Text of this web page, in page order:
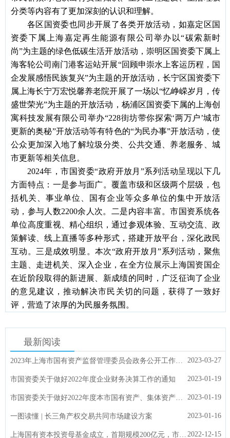
分类等内容有了更加深刻的认识和理解。
各区国资委也同步开展了各类开放活动，如嘉定区国
资委下属上海嘉定再生能源有限公司举办以“碳索新时
尚”为主题的绿色低碳生活开放活动， 崇明区国资委下属上
海客轮公司南门港客运站开展“回顾申崇水上客运历程，国
企发展感悟民族复兴”为主题的开放活动，长宁区国资委下
属上海长宁万宏悦馨养老院开展了一场以“忆峥嵘岁月，传
盛世荣光”为主题的开放活动，杨浦区国资委下属的上海创
寓科技发展有限公司举办“228街坊带你探索‘两万户’城市
更新的奥秘”开放活动等有特色的“为民办事”开放活动，使
公众更加深入地了解垃圾分类、公共交通、养老服务、城
市更新等相关信息。
2024年，市国资委“政府开放月”系列活动呈现以下几
方面特点： 一是参与面广。覆盖市级和区级两个层级，包
括机关、事业单位、国有企业等众多单位的集中开放活
动，参与人数2200余人次。 二是内容丰富。市国资系统各
单位高度重视、精心组织，通过参观体验、互动交流、政
策解读、线上直播等多种形式，搭建开放平台，深化政民
互动。 三是成效明显。本次“政府开放月”系列活动， 聚焦
主题、走进机关、深入企业 ，在全方位 展示上海国资国企
在近阶段取得的新进展、新成绩的同时， 广泛征询了企业
的意见建议，推动解决市民关切的问题，获得了一致好
评，营造了浓厚的为民服务氛围。
最新阅读
2023-03-27
2023年上海市国有资产监督管理委员会政务公开工作要点
2023-01-19
市国资委关于做好2022年度企业财务决算工作的通知
2023-01-19
市国资委关于做好2022年度本市国有资产、集体资产统计及报告编制工作的通知
2023-01-16
一图读懂 | 长三角产权交易共同市场建设方案
2022-12-15
上海国有资本投资母基金成立，首期规模200亿元，市委副书记、市长龚正揭牌